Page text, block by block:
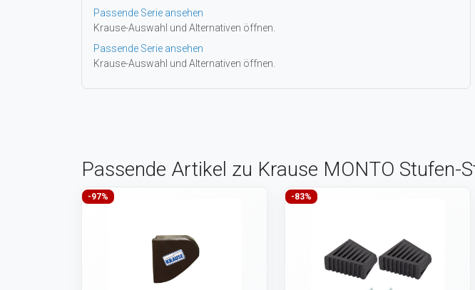
Passende Serie ansehen
Krause-Auswahl und Alternativen öffnen.
Passende Serie ansehen
Krause-Auswahl und Alternativen öffnen.
Passende Artikel zu Krause MONTO Stufen-
-97% -83%